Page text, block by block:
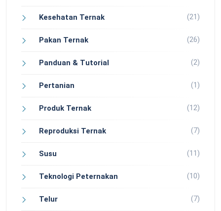
Kesehatan Ternak (21)
Pakan Ternak (26)
Panduan & Tutorial (2)
Pertanian (1)
Produk Ternak (12)
Reproduksi Ternak (7)
Susu (11)
Teknologi Peternakan (10)
Telur (7)